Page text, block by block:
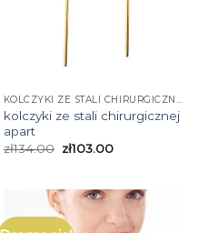
KOLCZYKI ZE STALI CHIRURGICZNEJ APART
kolczyki ze stali chirurgicznej
apart
zł134.00 zł103.00